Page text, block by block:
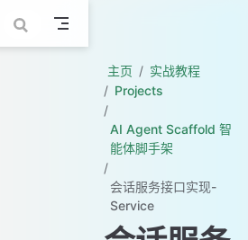
主页
实战教程
Projects
AI Agent Scaffold 智
能体脚手架
会话服务接口实现-
Service